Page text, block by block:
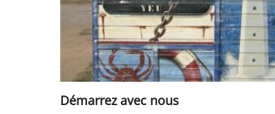
VÉHICULE
ÉVÉNEMENTDémarrez avec nous